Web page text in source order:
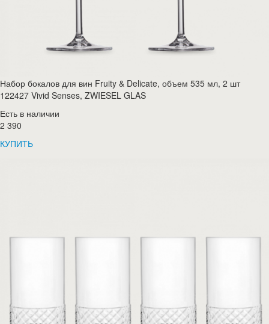
Набор бокалов для вин Fruity & Delicate, объем 535 мл, 2 шт
122427 Vivid Senses, ZWIESEL GLAS
Есть в наличии
2 390
КУПИТЬ